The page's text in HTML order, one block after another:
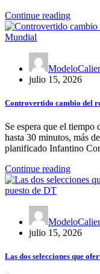
Continue reading
julio 15, 2026
Controvertido cambio del
Se espera que el tiempo
hasta 30 minutos, más
planificado Infantino
Continue reading
julio 15, 2026
Las dos selecciones que